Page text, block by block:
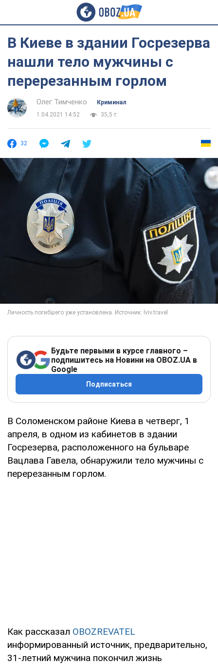
В Киеве в здании Госрезерва
нашли тело мужчины с
перерезанным горлом
Олег Тимченко
Криминал
1.04.2021 14:52
35,5 т.
32
Будьте первыми в курсе главного –
подпишитесь на Новини на OBOZ.UA в
Google
Подписаться
В Соломенском районе Киева в четверг, 1
апреля, в одном из кабинетов в здании
Госрезерва, расположенного на бульваре
Вацлава Гавела, обнаружили тело мужчины с
перерезанным горлом.
Как рассказал OBOZREVATEL
информированный источник, предварительно,
31-летний мужчина покончил жизнь